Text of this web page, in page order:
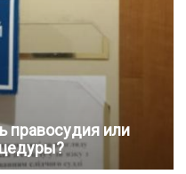
правосудия или